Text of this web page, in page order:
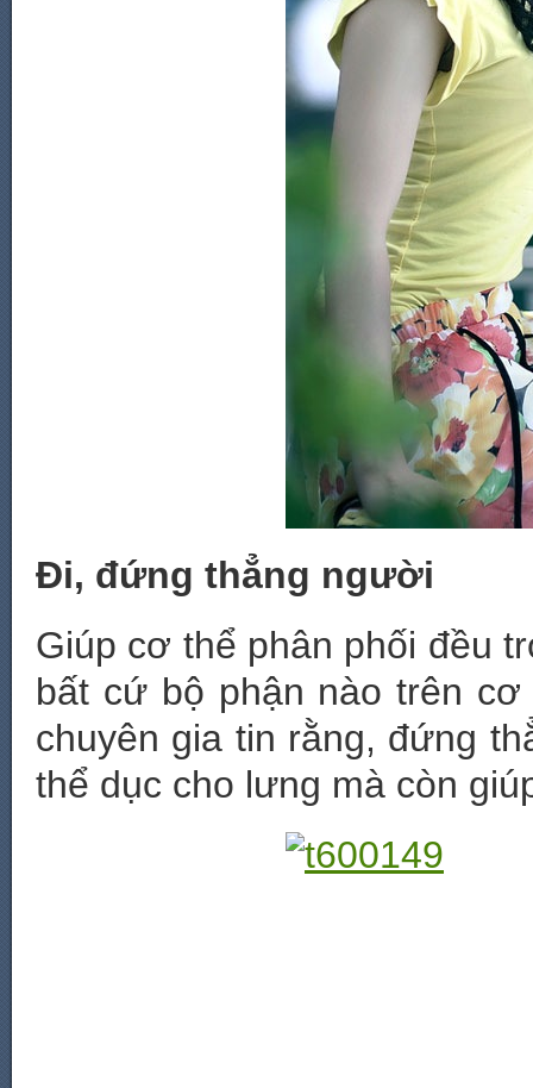
Đi, đứng thẳng người
Giúp cơ thể phân phối đều
bất cứ bộ phận nào trên
chuyên gia tin rằng, đứng
thể dục cho lưng mà còn